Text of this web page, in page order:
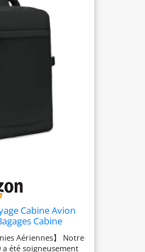
Cabine Avion
Cabine
Aériennes】 Notre
a été soigneusement